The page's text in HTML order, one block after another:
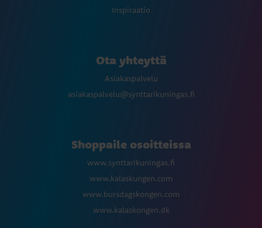
Inspiraatio
Ota yhteyttä
Asiakaspalvelu
asiakaspalvelu@synttarikuningas.fi
Shoppaile osoitteissa
www.synttarikuningas.fi
www.kalaskungen.com
www.bursdagskongen.com
www.kalaskongen.dk